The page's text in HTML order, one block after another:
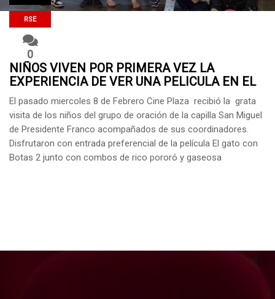
RSE
0
NIÑOS VIVEN POR PRIMERA VEZ LA
EXPERIENCIA DE VER UNA PELICULA EN EL
CINE
El pasado miercoles 8 de Febrero Cine Plaza recibió la grata
visita de los niños del grupo de oración de la capilla San Miguel
de Presidente Franco acompañados de sus coordinadores.
Disfrutaron con entrada preferencial de la película El gato con
Botas 2 junto con combos de rico pororó y gaseosa